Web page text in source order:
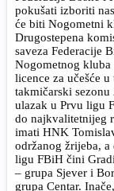
pokušati izboriti
će biti Nogometni
Drugostepena
saveza Federacije
Nogometnog
licence za učešće
takmičarski
ulazak u Prvu ligu
do najkvalitetnijeg
imati HNK
održanog žrijeba,
ligu FBiH čini
– grupa Sjever i
grupa Centar.